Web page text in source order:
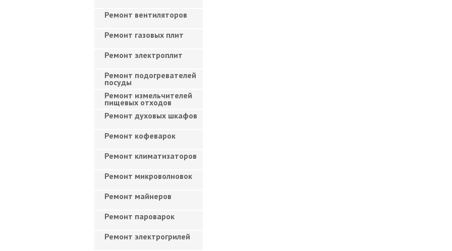
Ремонт вентиляторов
Ремонт газовых плит
Ремонт электроплит
Ремонт подогревателей
посуды
Ремонт измельчителей
пищевых отходов
Ремонт духовых шкафов
Ремонт кофеварок
Ремонт климатизаторов
Ремонт микроволновок
Ремонт майнеров
Ремонт пароварок
Ремонт электрогрилей